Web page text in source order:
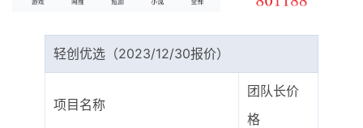
轻创优选（2023/12/30报价）
项目名称
团队长价
格